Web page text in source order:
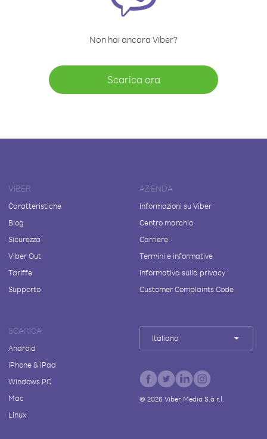
Non hai ancora Viber?
Scarica ora
VIBER
Caratteristiche
Blog
Sicurezza
Viber Out
Tariffe
Supporto
AZIENDA
Informazioni su Viber
Centro marchio
Carriere
Termini e informative
Informativa sulla privacy
Customer Complaints Code
SCARICA
Android
iPhone & iPad
Windows PC
Mac
Linux
Italiano
© 2026Viber Media S.à r.l.